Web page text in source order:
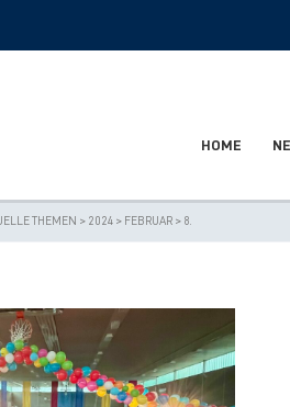
HOME
THEMEN > 2024 > FEBRUAR > 8.